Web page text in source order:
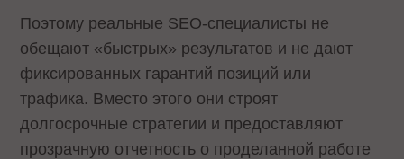
Поэтому реальные SEO-специалисты не
обещают «быстрых» результатов и не дают
фиксированных гарантий позиций или
трафика. Вместо этого они строят
долгосрочные стратегии и предоставляют
прозрачную отчетность о проделанной работе